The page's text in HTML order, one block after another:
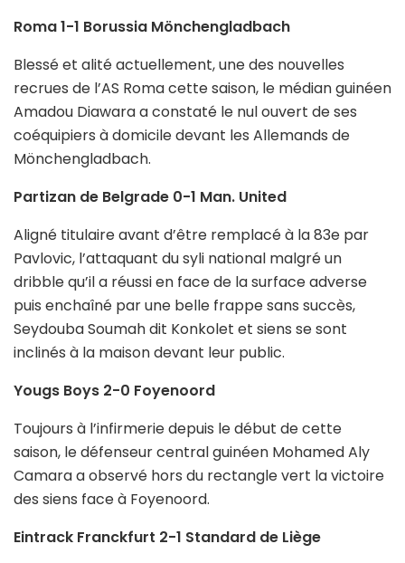
Roma 1-1 Borussia Mönchengladbach
Blessé et alité actuellement, une des nouvelles
recrues de l’AS Roma cette saison, le médian guinéen
Amadou Diawara a constaté le nul ouvert de ses
coéquipiers à domicile devant les Allemands de
Mönchengladbach.
Partizan de Belgrade 0-1 Man. United
Aligné titulaire avant d’être remplacé à la 83e par
Pavlovic, l’attaquant du syli national malgré un
dribble qu’il a réussi en face de la surface adverse
puis enchaîné par une belle frappe sans succès,
Seydouba Soumah dit Konkolet et siens se sont
inclinés à la maison devant leur public.
Yougs Boys 2-0 Foyenoord
Toujours à l’infirmerie depuis le début de cette
saison, le défenseur central guinéen Mohamed Aly
Camara a observé hors du rectangle vert la victoire
des siens face à Foyenoord.
Eintrack Franckfurt 2-1 Standard de Liège